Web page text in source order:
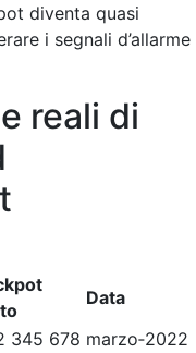
diventa quasi
i segnali d’allarme
reali di
Data
345 678 marzo‑2022